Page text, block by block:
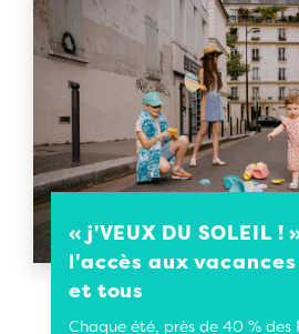
« j'VEUX DU SOLEIL !
l'accès aux
et tous
Chaque été, près de 40 % des